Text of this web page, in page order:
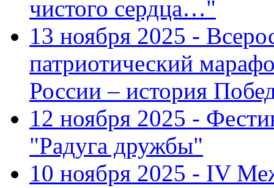
чистого сердца…"
13 ноября 2025 -
патриотический
России – история
12 ноября 2025 -
"Радуга дружбы"
10 ноября 2025 - IV